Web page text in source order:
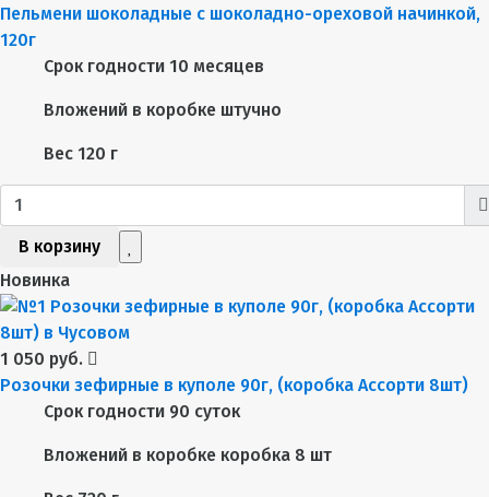
Пельмени шоколадные с шоколадно-ореховой начинкой,
120г
Срок годности 10 месяцев
Вложений в коробке штучно
Вес 120 г
В корзину
Новинка
1 050 руб.
Розочки зефирные в куполе 90г, (коробка Ассорти 8шт)
Срок годности 90 суток
Вложений в коробке коробка 8 шт